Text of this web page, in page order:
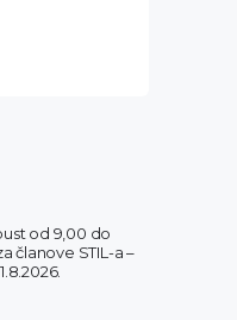
od 9,00 do
članove STIL-a –